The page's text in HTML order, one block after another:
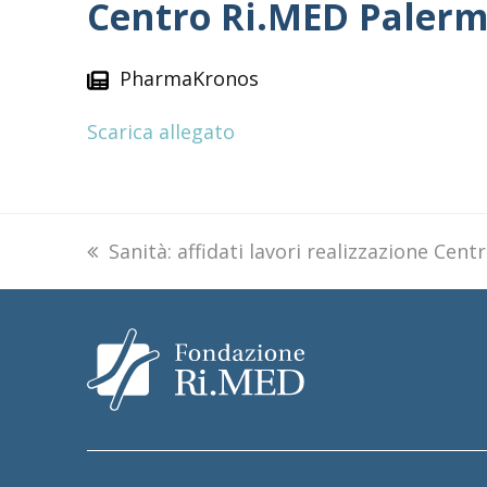
Centro Ri.MED
PharmaKronos
Scarica allegato
previous
post:
Sanità: affidati lavori realizzazione